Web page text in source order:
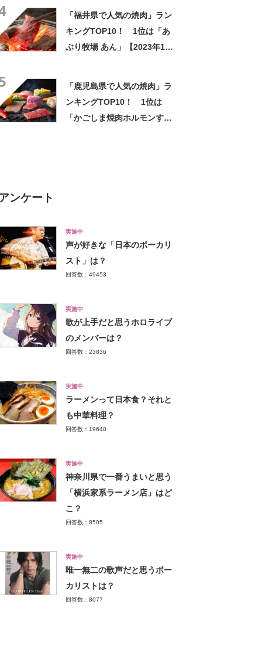
「福井県で人気の焼肉」ラン
キングTOP10！ 1位は「あ
ぶり牧場 あん」【2023年11
「鹿児島県で人気の焼肉」ラ
ンキングTOP10！ 1位は
「かごしま焼肉ホルモンすだ
アンケート
実施中
声が好きな「日本のボーカリ
スト」は？
回答数：49453
実施中
歌が上手だと思うホロライブ
のメンバーは？
回答数：23836
実施中
ラーメンって日本食？それと
も中華料理？
回答数：19640
実施中
神奈川県で一番うまいと思う
「横浜家系ラーメン店」はど
こ？
回答数：8505
実施中
唯一無二の歌声だと思うボー
カリストは？
回答数：8077